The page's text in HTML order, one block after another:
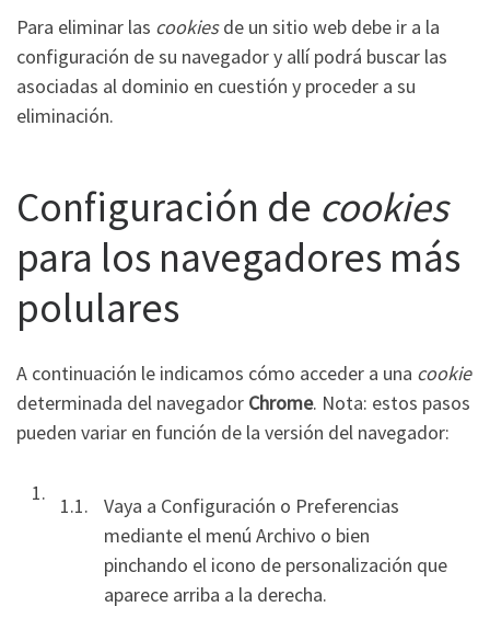
Para eliminar las cookiesde un sitio web debe ir a la
configuración de su navegador y allí podrá buscar las
asociadas al dominio en cuestión y proceder a su
eliminación.
Configuración de cookies
para los navegadores más
polulares
A continuación le indicamos cómo acceder a una cookie
determinada del navegador Chrome. Nota: estos pasos
pueden variar en función de la versión del navegador:
Vaya a Configuración o Preferencias
mediante el menú Archivo o bien
pinchando el icono de personalización que
aparece arriba a la derecha.